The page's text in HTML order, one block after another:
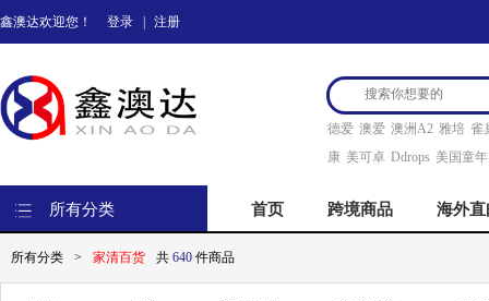
鑫澳达欢迎您！ 登录 注册
德爱 澳爱 澳洲A2 雅培 雀
康 美可卓 Ddrops 美国童年
所有分类 首页 跨境商品 海外直
所有分类 > 家清百货 共 640 件商品